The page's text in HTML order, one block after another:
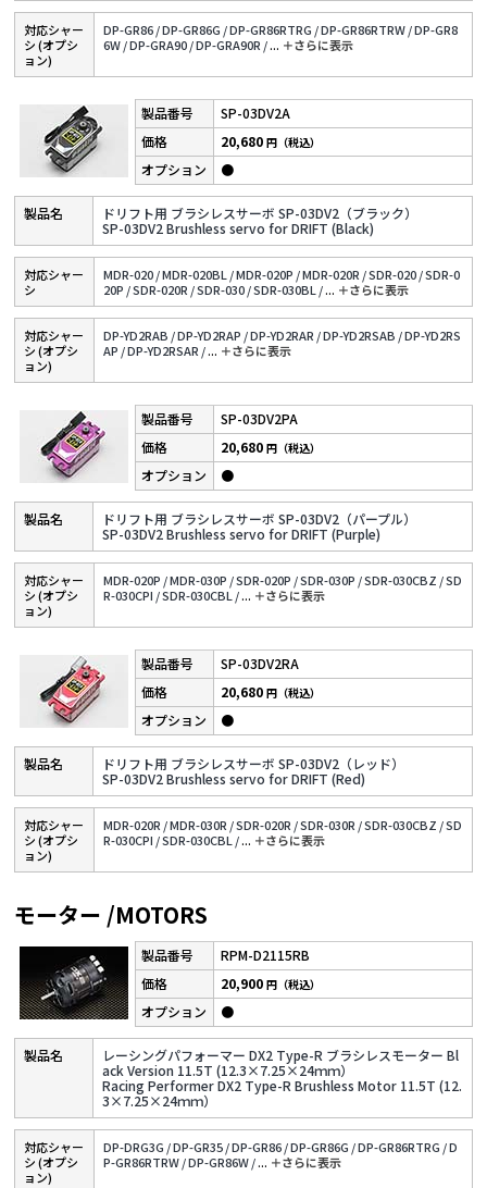
対応シャー
シ (オプシ
ョン)
DP-GR86 /DP-GR86G /DP-GR86RTRG /DP-GR86RTRW /DP-GR8
6W /DP-GRA90 /DP-GRA90R /... ＋さらに表⽰
SP-03DV2A
ドリフト用 ブラシレスサーボ SP-03DV2（ブラック）
SP-03DV2 Brushless servo for DRIFT (Black)
20,680円（税込）
●
対応シャー
シ
MDR-020 /MDR-020BL /MDR-020P /MDR-020R /SDR-020 /SDR-0
20P /SDR-020R /SDR-030 /SDR-030BL /... ＋さらに表⽰
対応シャー
シ (オプシ
ョン)
DP-YD2RAB /DP-YD2RAP /DP-YD2RAR /DP-YD2RSAB /DP-YD2RS
AP /DP-YD2RSAR /... ＋さらに表⽰
SP-03DV2PA
ドリフト用 ブラシレスサーボ SP-03DV2（パープル）
SP-03DV2 Brushless servo for DRIFT (Purple)
20,680円（税込）
●
対応シャー
シ (オプシ
ョン)
MDR-020P /MDR-030P /SDR-020P /SDR-030P /SDR-030CBZ /SD
R-030CPI /SDR-030CBL /... ＋さらに表⽰
SP-03DV2RA
ドリフト用 ブラシレスサーボ SP-03DV2（レッド）
SP-03DV2 Brushless servo for DRIFT (Red)
20,680円（税込）
●
対応シャー
シ (オプシ
ョン)
MDR-020R /MDR-030R /SDR-020R /SDR-030R /SDR-030CBZ /SD
R-030CPI /SDR-030CBL /... ＋さらに表⽰
モーター /MOTORS
RPM-D2115RB
レーシングパフォーマー DX2 Type-R ブラシレスモーター Bl
ack Version 11.5T (12.3×7.25×24ｍｍ）
Racing Performer DX2 Type-R Brushless Motor 11.5T (12.
3×7.25×24ｍｍ）
20,900円（税込）
●
対応シャー
シ (オプシ
ョン)
DP-DRG3G /DP-GR35 /DP-GR86 /DP-GR86G /DP-GR86RTRG /D
P-GR86RTRW /DP-GR86W /... ＋さらに表⽰